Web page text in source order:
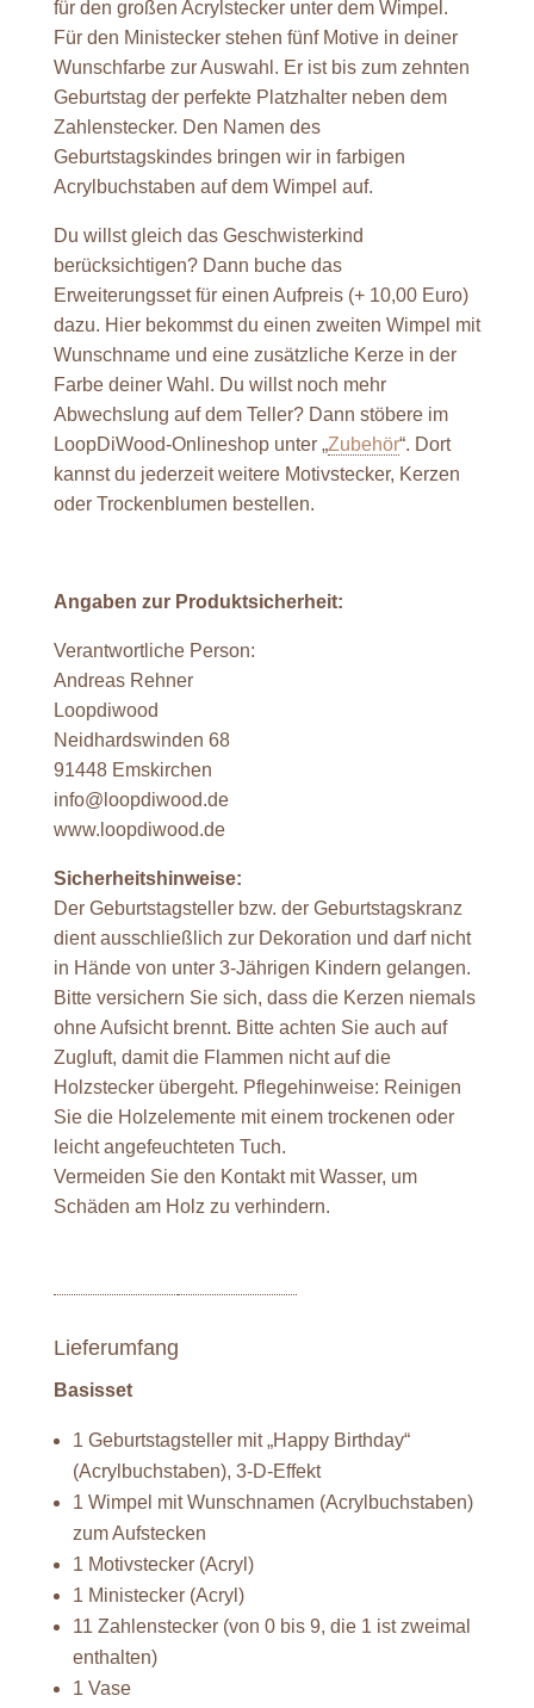
für den großen Acrylstecker unter dem Wimpel.
Für den Ministecker stehen fünf Motive in deiner
Wunschfarbe zur Auswahl. Er ist bis zum zehnten
Geburtstag der perfekte Platzhalter neben dem
Zahlenstecker. Den Namen des
Geburtstagskindes bringen wir in farbigen
Acrylbuchstaben auf dem Wimpel auf.
Du willst gleich das Geschwisterkind
berücksichtigen? Dann buche das
Erweiterungsset für einen Aufpreis (+ 10,00 Euro)
dazu. Hier bekommst du einen zweiten Wimpel mit
Wunschname und eine zusätzliche Kerze in der
Farbe deiner Wahl. Du willst noch mehr
Abwechslung auf dem Teller? Dann stöbere im
LoopDiWood-Onlineshop unter „Zubehör“. Dort
kannst du jederzeit weitere Motivstecker, Kerzen
oder Trockenblumen bestellen.
Angaben zur Produktsicherheit:
Verantwortliche Person:
Andreas Rehner
Loopdiwood
Neidhardswinden 68
91448 Emskirchen
info@loopdiwood.de
www.loopdiwood.de
Sicherheitshinweise:
Der Geburtstagsteller bzw. der Geburtstagskranz
dient ausschließlich zur Dekoration und darf nicht
in Hände von unter 3-Jährigen Kindern gelangen.
Bitte versichern Sie sich, dass die Kerzen niemals
ohne Aufsicht brennt. Bitte achten Sie auch auf
Zugluft, damit die Flammen nicht auf die
Holzstecker übergeht. Pflegehinweise: Reinigen
Sie die Holzelemente mit einem trockenen oder
leicht angefeuchteten Tuch.
Vermeiden Sie den Kontakt mit Wasser, um
Schäden am Holz zu verhindern.
Lieferumfang
Basisset
1 Geburtstagsteller mit „Happy Birthday“
(Acrylbuchstaben), 3-D-Effekt
1 Wimpel mit Wunschnamen (Acrylbuchstaben)
zum Aufstecken
1 Motivstecker (Acryl)
1 Ministecker (Acryl)
11 Zahlenstecker (von 0 bis 9, die 1 ist zweimal
enthalten)
1 Vase